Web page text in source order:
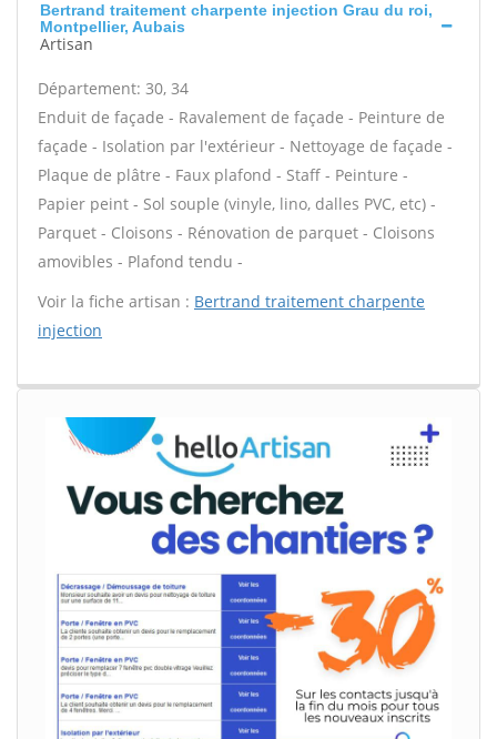
Bertrand traitement charpente injection Grau du roi,
Montpellier, Aubais
Artisan
Département: 30, 34
Enduit de façade - Ravalement de façade - Peinture de
façade - Isolation par l'extérieur - Nettoyage de façade -
Plaque de plâtre - Faux plafond - Staff - Peinture -
Papier peint - Sol souple (vinyle, lino, dalles PVC, etc) -
Parquet - Cloisons - Rénovation de parquet - Cloisons
amovibles - Plafond tendu -
Voir la fiche artisan : Bertrand traitement charpente
injection